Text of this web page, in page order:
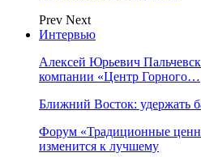
Prev Next
Интервью
Алексей Юрьевич
компании «Центр Горного…
Ближний Восток: удержать
Форум «Традиционные
изменится к лучшему